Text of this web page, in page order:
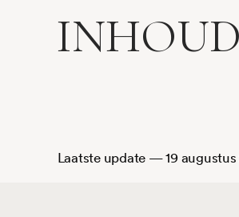
INHOUD
update — 19 augustus